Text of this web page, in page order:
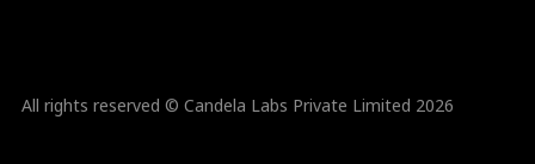
All rights reserved © Candela Labs Private Limited 2026